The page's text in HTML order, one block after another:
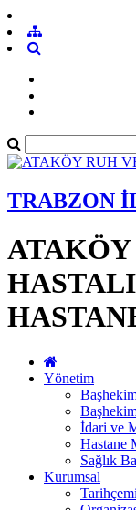
TRABZON
Yönetim
Başhekim
İdari ve
Hastane
Sağlık
Kurumsal